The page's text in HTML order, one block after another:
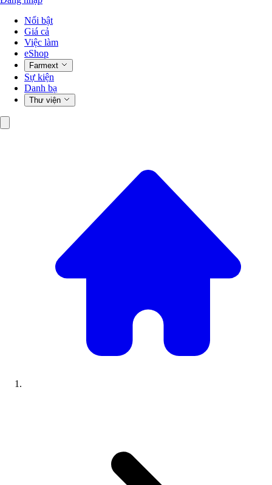
Nổi bật
Giá cả
Việc làm
eShop
Farmext
Sự kiện
Danh bạ
Thư viện